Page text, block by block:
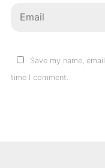
Save my name,
time I comment.